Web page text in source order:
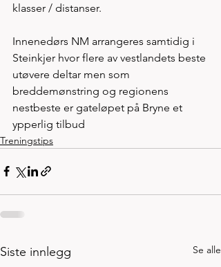
klasser / distanser.
Innenedørs NM arrangeres samtidig i
Steinkjer hvor flere av vestlandets beste
utøvere deltar men som
breddemønstring og regionens
nestbeste er gateløpet på Bryne et
ypperlig tilbud
Treningstips
Siste innlegg Se alle